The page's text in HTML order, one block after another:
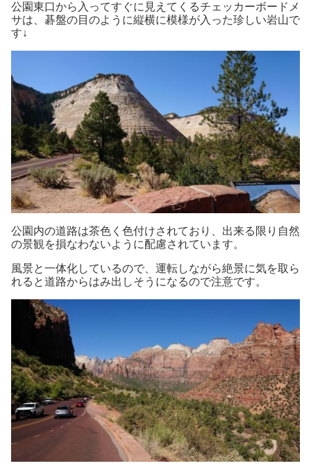
公園東口から入ってすぐに見えてくるチェッカーボードメ
サは、碁盤の目のように縦横に模様が入った珍しい岩山で
す↓
公園内の道路は茶色く色付けされており、出来る限り自然
の景観を損なわないように配慮されています。
風景と一体化しているので、運転しながら絶景に気を取ら
れると道路からはみ出しそうになるので注意です。